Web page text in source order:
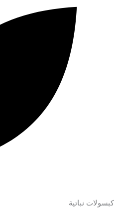
كبسولات نباتية